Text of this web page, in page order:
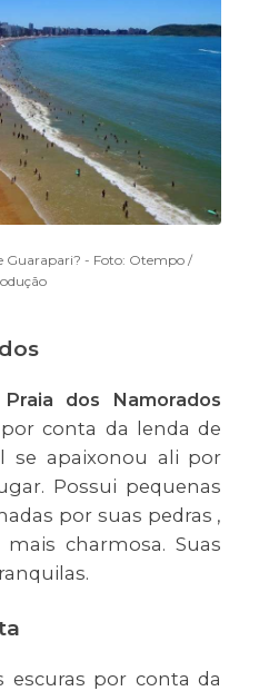
Guarapari? - Foto: Otempo /
Praia dos Namorados
conta da lenda de
se apaixonou ali por
Possui pequenas
por suas pedras ,
charmosa. Suas
escuras por conta da